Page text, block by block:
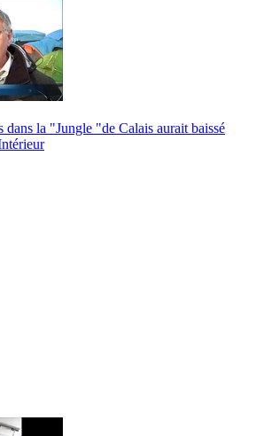
dans la "Jungle "de Calais aurait baissé